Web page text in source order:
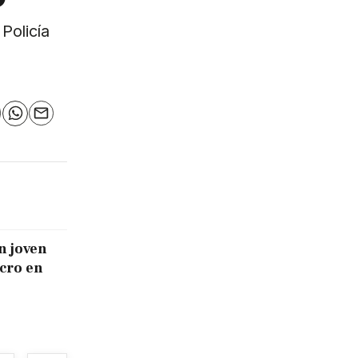
WhatsApp
Email
joven
en